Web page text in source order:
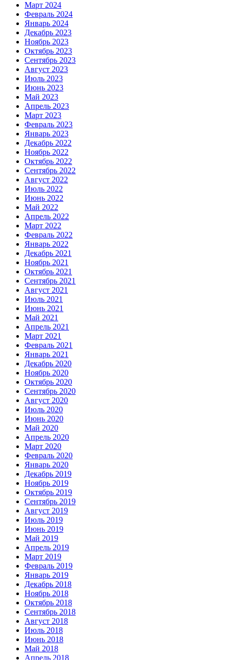
Март 2024
Февраль 2024
Январь 2024
Декабрь 2023
Ноябрь 2023
Октябрь 2023
Сентябрь 2023
Август 2023
Июль 2023
Июнь 2023
Май 2023
Апрель 2023
Март 2023
Февраль 2023
Январь 2023
Декабрь 2022
Ноябрь 2022
Октябрь 2022
Сентябрь 2022
Август 2022
Июль 2022
Июнь 2022
Май 2022
Апрель 2022
Март 2022
Февраль 2022
Январь 2022
Декабрь 2021
Ноябрь 2021
Октябрь 2021
Сентябрь 2021
Август 2021
Июль 2021
Июнь 2021
Май 2021
Апрель 2021
Март 2021
Февраль 2021
Январь 2021
Декабрь 2020
Ноябрь 2020
Октябрь 2020
Сентябрь 2020
Август 2020
Июль 2020
Июнь 2020
Май 2020
Апрель 2020
Март 2020
Февраль 2020
Январь 2020
Декабрь 2019
Ноябрь 2019
Октябрь 2019
Сентябрь 2019
Август 2019
Июль 2019
Июнь 2019
Май 2019
Апрель 2019
Март 2019
Февраль 2019
Январь 2019
Декабрь 2018
Ноябрь 2018
Октябрь 2018
Сентябрь 2018
Август 2018
Июль 2018
Июнь 2018
Май 2018
Апрель 2018